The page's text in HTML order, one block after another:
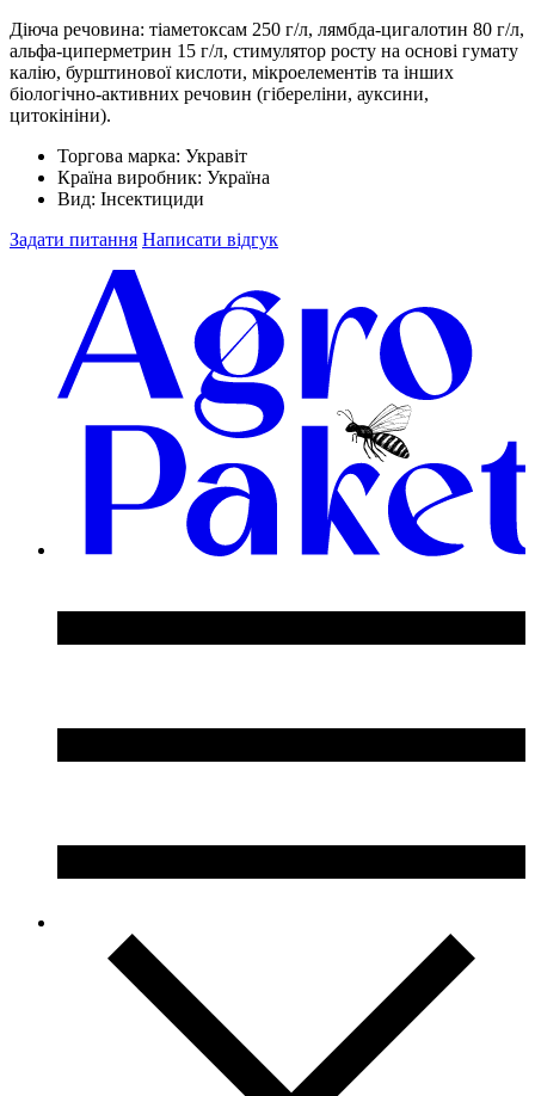
Діюча речовина: тіаметоксам 250 г/л, лямбда-цигалотин 80 г/л,
альфа-циперметрин 15 г/л, стимулятор росту на основі гумату
калію, бурштинової кислоти, мікроелементів та інших
біологічно-активних речовин (гібереліни, ауксини,
цитокініни).
Торгова марка: Укравіт
Країна виробник: Україна
Вид: Інсектициди
Задати питання Написати відгук